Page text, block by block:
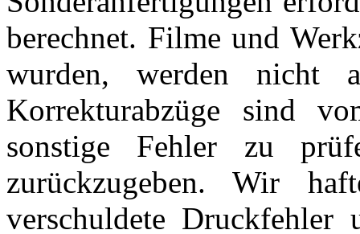
berechnet. Filme und
wurden, werden nicht
Korrekturabzüge sind
sonstige Fehler zu
zurückzugeben. Wir
verschuldete